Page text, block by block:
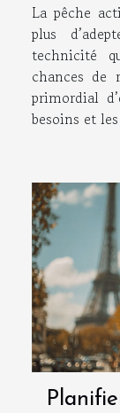
La pêche
plus
technicité
chances de
primordial
besoins et